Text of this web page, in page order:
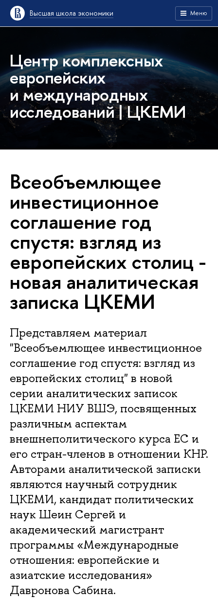
Высшая школа экономики Меню
Центр комплексных
европейских
и международных
исследований | ЦКЕМИ
Всеобъемлющее
инвестиционное
соглашение год
спустя: взгляд из
европейских столиц -
новая аналитическая
записка ЦКЕМИ
Представляем материал
"Всеобъемлющее инвестиционное
соглашение год спустя: взгляд из
европейских столиц" в новой
серии аналитических записок
ЦКЕМИ НИУ ВШЭ, посвященных
различным аспектам
внешнеполитического курса ЕС и
его стран-членов в отношении КНР.
Авторами аналитической записки
являются научный сотрудник
ЦКЕМИ, кандидат политических
наук Шеин Сергей и
академический магистрант
программы «Международные
отношения: европейские и
азиатские исследования»
Давронова Сабина.